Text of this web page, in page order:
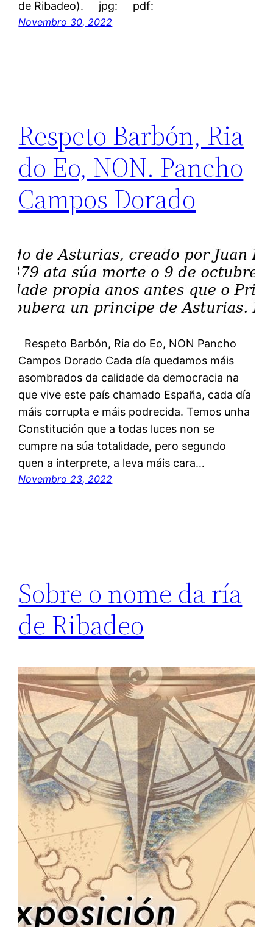
de Ribadeo). jpg: pdf:
Novembro 30, 2022
Respeto Barbón, Ria
do Eo, NON. Pancho
Campos Dorado
Respeto Barbón, Ria do Eo, NON Pancho
Campos Dorado Cada día quedamos máis
asombrados da calidade da democracia na
que vive este país chamado España, cada día
máis corrupta e máis podrecida. Temos unha
Constitución que a todas luces non se
cumpre na súa totalidade, pero segundo
quen a interprete, a leva máis cara…
Novembro 23, 2022
Sobre o nome da ría
de Ribadeo